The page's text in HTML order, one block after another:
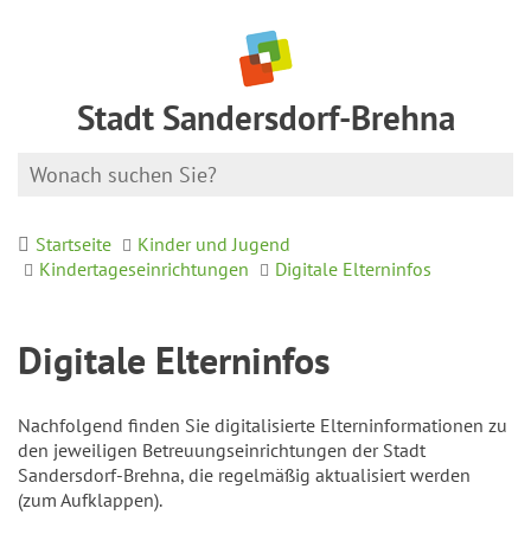
Stadt Sandersdorf-Brehna
Startseite
Kinder und Jugend
Kindertageseinrichtungen
Digitale Elterninfos
Digitale Elterninfos
Nachfolgend finden Sie digitalisierte Elterninformationen zu
den jeweiligen Betreuungseinrichtungen der Stadt
Sandersdorf-Brehna, die regelmäßig aktualisiert werden
(zum Aufklappen).